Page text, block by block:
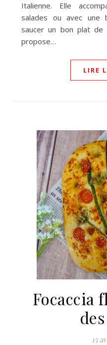
Italienne. Elle
salades ou avec une
saucer un bon plat de
propose…
LIRE
Focaccia
15